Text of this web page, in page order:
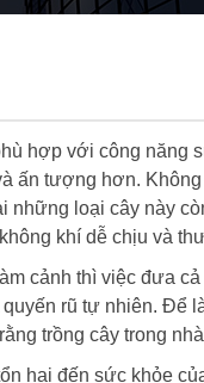
hợp với công năng
ấn tượng hơn.
loại cây này
khí dễ chịu và
cảnh thì việc đưa
rũ tự nhiên. Để
trồng cây trong
hại đến sức khỏe